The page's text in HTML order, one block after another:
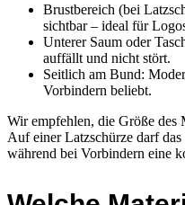
Brustbereich (bei
sichtbar – ideal für
Unterer Saum oder
auffällt und nicht stört.
Seitlich am Bund:
Vorbindern beliebt.
Wir empfehlen, die Größe des
Auf einer Latzschürze darf
während bei Vorbindern eine